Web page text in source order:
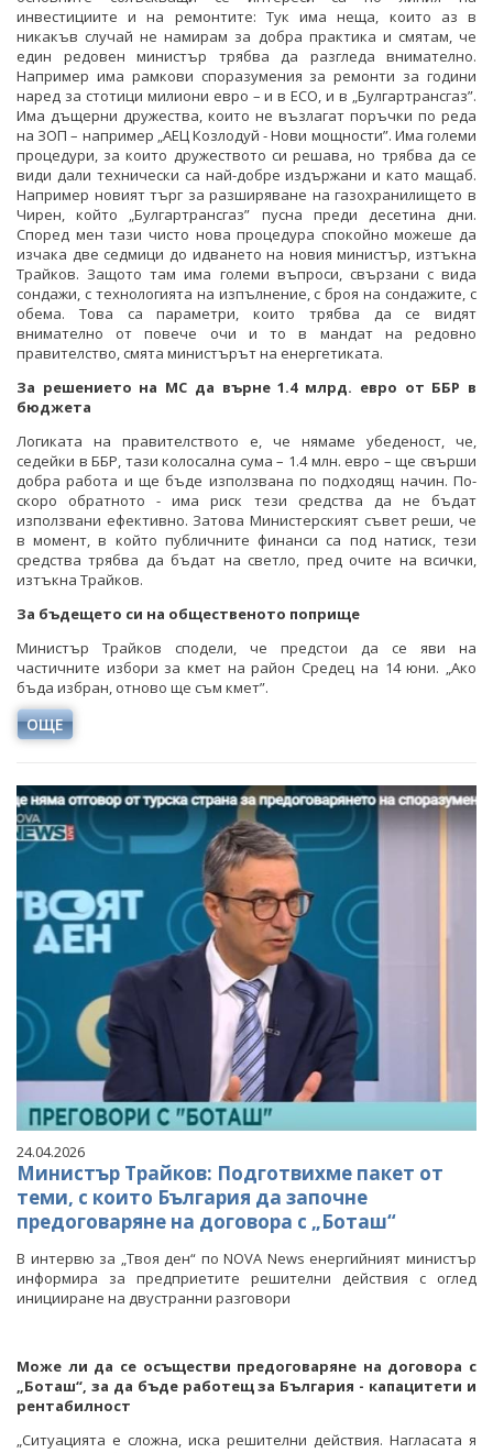
инвестициите и на ремонтите: Тук има неща, които аз в
никакъв случай не намирам за добра практика и смятам, че
един редовен министър трябва да разгледа внимателно.
Например има рамкови споразумения за ремонти за години
наред за стотици милиони евро – и в ЕСО, и в „Булгартрансгаз”.
Има дъщерни дружества, които не възлагат поръчки по реда
на ЗОП – например „АЕЦ Козлодуй - Нови мощности”. Има големи
процедури, за които дружеството си решава, но трябва да се
види дали технически са най-добре издържани и като мащаб.
Например новият търг за разширяване на газохранилището в
Чирен, който „Булгартрансгаз” пусна преди десетина дни.
Според мен тази чисто нова процедура спокойно можеше да
изчака две седмици до идването на новия министър, изтъкна
Трайков. Защото там има големи въпроси, свързани с вида
сондажи, с технологията на изпълнение, с броя на сондажите, с
обема. Това са параметри, които трябва да се видят
внимателно от повече очи и то в мандат на редовно
правителство, смята министърът на енергетиката.
За решението на МС да върне 1.4 млрд. евро от ББР в
бюджета
Логиката на правителството е, че нямаме убеденост, че,
седейки в ББР, тази колосална сума – 1.4 млн. евро – ще свърши
добра работа и ще бъде използвана по подходящ начин. По-
скоро обратното - има риск тези средства да не бъдат
използвани ефективно. Затова Министерският съвет реши, че
в момент, в който публичните финанси са под натиск, тези
средства трябва да бъдат на светло, пред очите на всички,
изтъкна Трайков.
За бъдещето си на общественото поприще
Министър Трайков сподели, че предстои да се яви на
частичните избори за кмет на район Средец на 14 юни. „Ако
бъда избран, отново ще съм кмет”.
ОЩЕ
24.04.2026
Министър Трайков: Подготвихме пакет от
теми, с които България да започне
предоговаряне на договора с „Боташ“
В интервю за „Твоя ден“ по NOVA News енергийният министър
информира за предприетите решителни действия с оглед
иницииране на двустранни разговори
Може ли да се осъществи предоговаряне на договора с
„Боташ“, за да бъде работещ за България - капацитети и
рентабилност
„Ситуацията е сложна, иска решителни действия. Нагласата я